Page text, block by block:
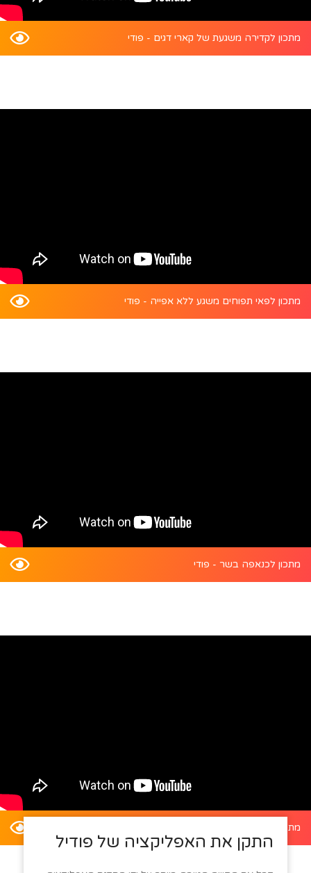
מתכון לקדירה משגעת של קארי דגים - פודי
מתכון לפאי תפוחים משגע ללא אפייה - פודי
מתכון לכנאפה בשר - פודי
מתכון לדלעת ערמונים במילוי סלט קינואה - פודי
התקן את האפליקציה של פודיל